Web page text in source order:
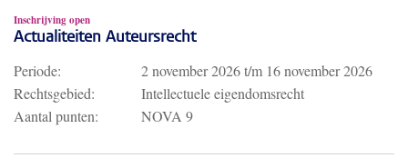
Inschrijving open
Actualiteiten Auteursrecht
Periode: 2 november 2026t/m 16 november 2026
Rechtsgebied:
Intellectuele eigendomsrecht
Aantal punten:
NOVA 9